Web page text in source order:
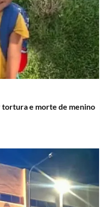
tortura e morte de menino